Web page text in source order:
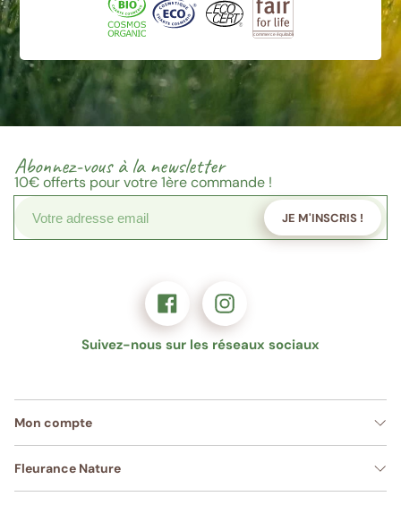
Abonnez-vous à la newsletter
10€offerts pour votre 1ère commande !
JE M'INSCRIS !
Suivez-nous sur les réseaux sociaux
Mon compte
Fleurance Nature